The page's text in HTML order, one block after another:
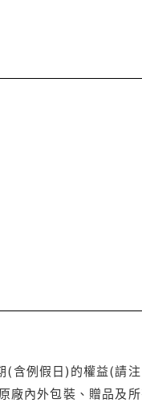
含例假日)的權益(請
內外包裝、贈品及